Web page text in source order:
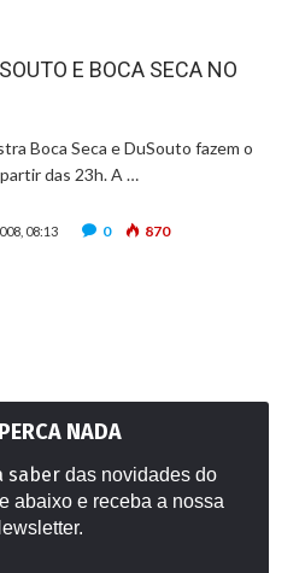
E BOCA SECA NO
Boca Seca e DuSouto fazem o
das 23h. A …
08:13 0 870
NADA
saber das novidades do
abaixo e receba a nossa